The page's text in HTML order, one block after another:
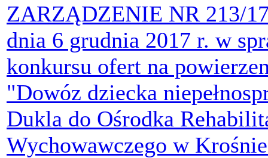
ZARZĄDZENIE NR 213/
dnia 6 grudnia 2017 r. w
konkursu ofert na
"Dowóz dziecka
Dukla do Ośrodka
Wychowawczego w